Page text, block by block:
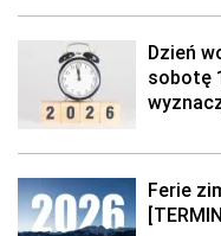
Dzień
sobotę
Ferie